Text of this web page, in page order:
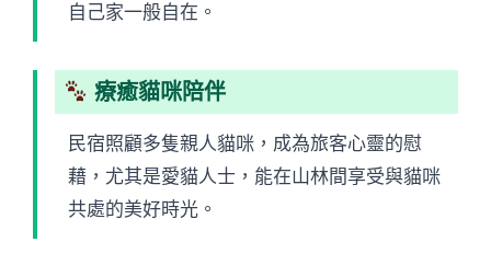
自己家一般自在。
療癒貓咪陪伴
民宿照顧多隻親人貓咪，成為旅客心靈的慰
藉，尤其是愛貓人士，能在山林間享受與貓咪
共處的美好時光。